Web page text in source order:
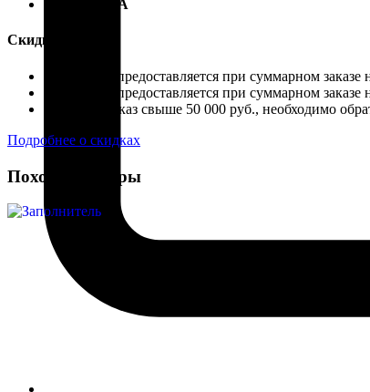
Карты VISA
Скидки:
Скидка 4% предоставляется при суммарном заказе
Скидка 7% предоставляется при суммарном заказе
Если ваш заказ свыше 50 000 руб., необходимо
Подробнее о скидках
Похожие товары